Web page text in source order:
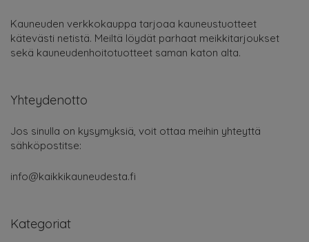
Kauneuden verkkokauppa tarjoaa kauneustuotteet
kätevästi netistä. Meiltä löydät parhaat meikkitarjoukset
sekä kauneudenhoitotuotteet saman katon alta.
Yhteydenotto
Jos sinulla on kysymyksiä, voit ottaa meihin yhteyttä
sähköpostitse:
info@kaikkikauneudesta.fi
Kategoriat